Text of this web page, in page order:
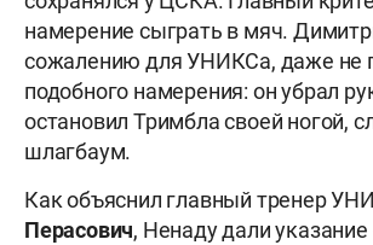
намерение сыграть в мяч.
сожалению для УНИКСа, даже не
подобного намерения: он убрал
остановил Тримбла своей ногой,
шлагбаум.
Как объяснил главный тренер
Перасович, Ненаду дали